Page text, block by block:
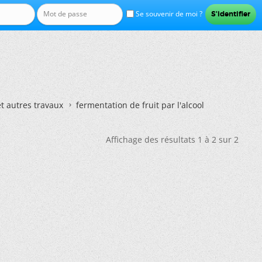
Se souvenir de moi ?
autres travaux fermentation de fruit par l'alcool
Affichage des résultats 1 à 2 sur 2